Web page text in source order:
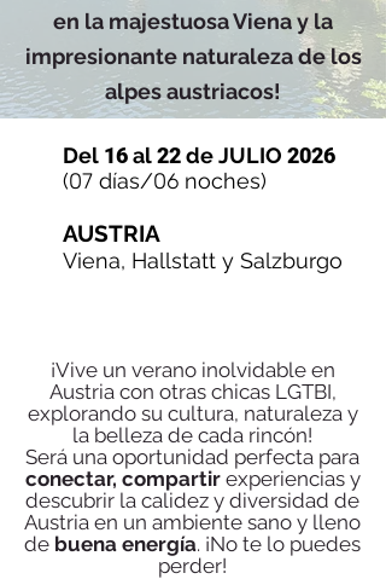
en la majestuosa Viena y la
impresionante naturaleza de los
alpes austriacos!
Del 16al22de JULIO 2026
(07 días/06 noches)
AUSTRIA
Viena, Hallstatt y Salzburgo
¡Vive un verano inolvidable en
Austria con otras chicas LGTBI,
explorando su cultura, naturaleza y
la belleza de cada rincón!
Será una oportunidad perfecta para
conectar, compartirexperiencias y
descubrir la calidez y diversidad de
Austria en un ambiente sano y lleno
de buena energía. ¡No te lo puedes
perder!